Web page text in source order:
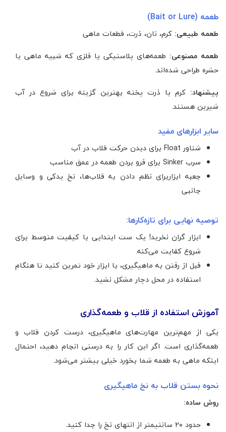
طعمه (Bait or Lure)
طعمه طبیعی: کرم، نان، ذرت، قطعات ماهی
طعمه مصنوعی: طعمه‌های پلاستیکی یا فلزی که شبیه ماهی یا
حشره طراحی شده‌اند.
پیشنهاد: کرم یا ذرت پخته بهترین گزینه برای شروع در آب
شیرین هستند.
سایر ابزارهای مفید
شناور Float برای دیدن حرکت قلاب در آب
سرب Sinker برای فرو بردن طعمه در عمق مناسب
جعبه ابزاربرای نظم دادن به قلاب‌ها، نخ یدکی و وسایل
جانبی
توصیه نهایی برای تازه‌کارها:
ابزار گران نخرید! یک ست ابتدایی با کیفیت متوسط برای
شروع کفایت می‌کنه.
قبل از رفتن به ماهیگیری، با ابزار خود تمرین کنید تا هنگام
استفاده در محل دچار مشکل نشید.
آموزش استفاده از قلاب و طعمه‌گذاری
یکی از مهم‌ترین مهارت‌های ماهیگیری، درست کردن قلاب و
طعمه‌گذاری است. اگر این کار را به درستی انجام دهید، احتمال
اینکه ماهی به طعمه شما بخورد خیلی بیشتر می‌شود.
نحوه بستن قلاب به نخ ماهیگیری
روش ساده:
حدود ۲۰ سانتیمتر از انتهای نخ را جدا کنید.